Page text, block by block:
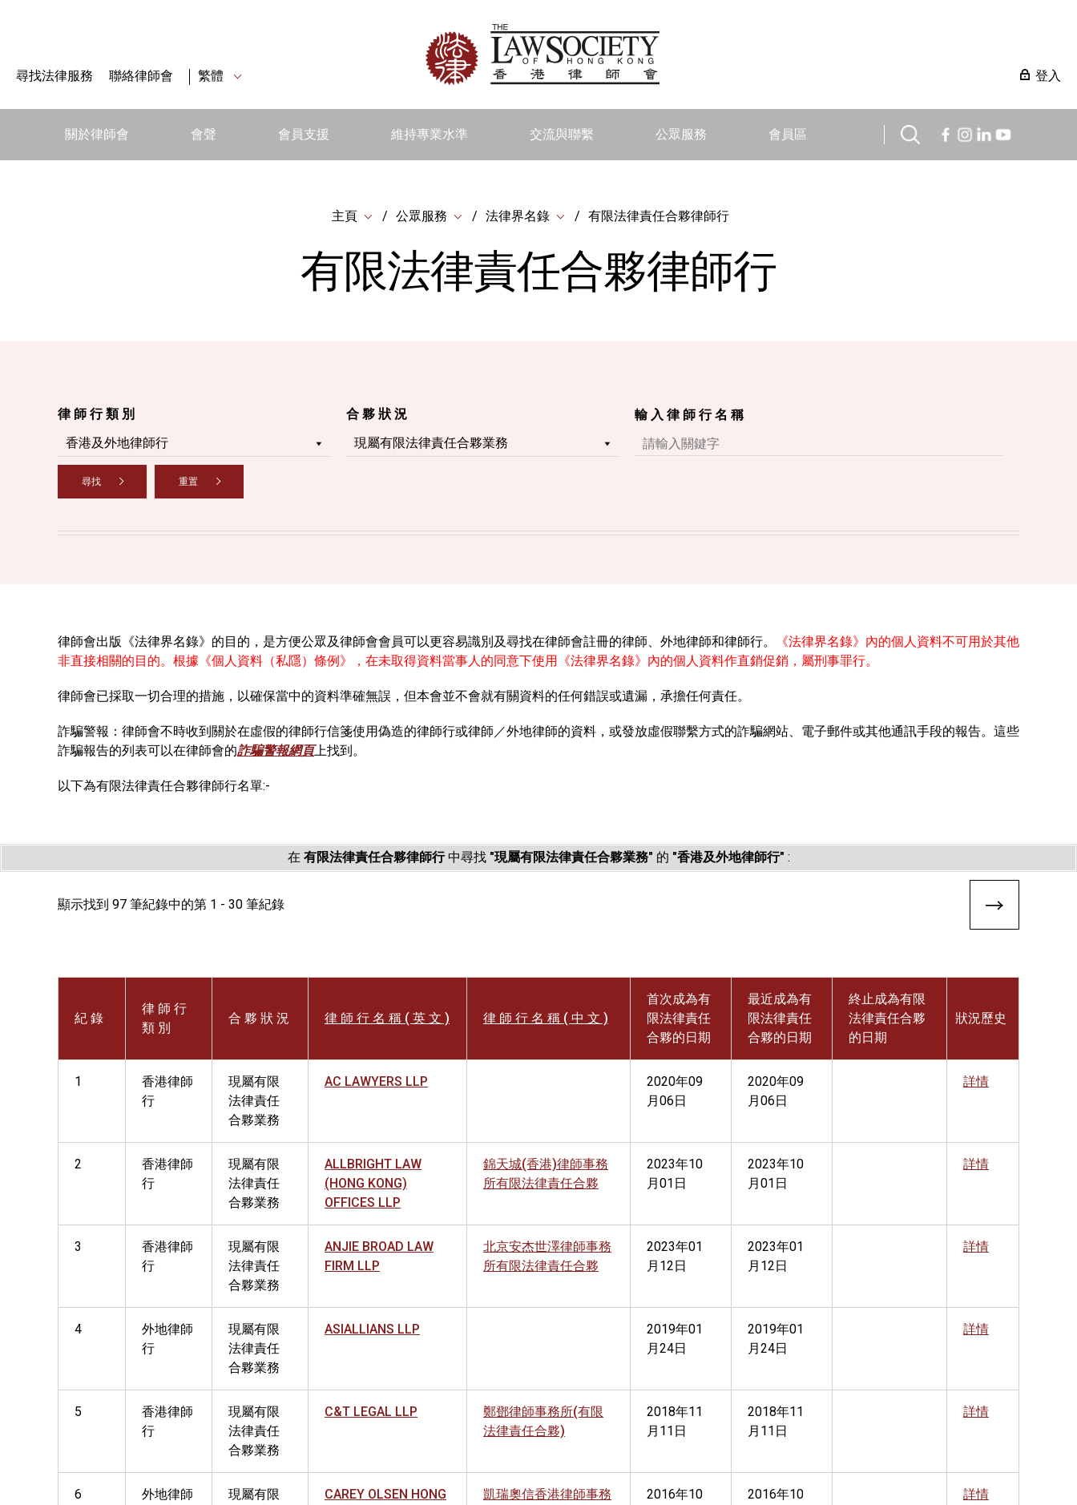
尋找法律服務 聯絡律師會 繁體 登入
關於律師會 會聲 會員支援 維持專業水準 交流與聯繫 公眾服務 會員區
主頁 公眾服務 法律界名錄 有限法律責任合夥律師行
有限法律責任合夥律師行
律 師 行 類 別 合 夥 狀 況 輸 入 律 師 行 名 稱
尋找 重置
律師會出版《法律界名錄》的目的，是方便公眾及律師會會員可以更容易識別及尋找在律師會註冊的律師、外地律師和律師行。
《法律界名錄》內的個人資料不可用於其他
非直接相關的目的。根據《個人資料（私隱）條例》，在未取得資料當事人的同意下使用《法律界名錄》內的個人資料作直銷促銷，屬刑事罪行。
律師會已採取一切合理的措施，以確保當中的資料準確無誤，但本會並不會就有關資料的任何錯誤或遺漏，承擔任何責任。
詐騙警報：律師會不時收到關於在虛假的律師行信箋使用偽造的律師行或律師／外地律師的資料，或發放虛假聯繫方式的詐騙網站、電子郵件或其他通訊手段的報告。這些
詐騙報告的列表可以在律師會的詐騙警報網頁上找到。
以下為有限法律責任合夥律師行名單:-
在 有限法律責任合夥律師行中尋找 "現屬有限法律責任合夥業務" 的 "香港及外地律師行" :
顯示找到 97 筆紀錄中的第 1 - 30 筆紀錄
紀 錄
律 師 行
類 別
合 夥 狀 況 律 師 行 名 稱 ( 英 文 ) 律 師 行 名 稱 ( 中 文 )
首次成為有
限法律責任
合夥的日期
最近成為有
限法律責任
合夥的日期
終止成為有限
法律責任合夥
的日期
狀況歷史
1
香港律師
行
現屬有限
法律責任
合夥業務
AC LAWYERS LLP
2020年09
月06日
2020年09
月06日
詳情
2
香港律師
行
現屬有限
法律責任
合夥業務
ALLBRIGHT LAW
(HONG KONG)
OFFICES LLP
錦天城(香港)律師事務
所有限法律責任合夥
2023年10
月01日
2023年10
月01日
詳情
3
香港律師
行
現屬有限
法律責任
合夥業務
ANJIE BROAD LAW
FIRM LLP
北京安杰世澤律師事務
所有限法律責任合夥
2023年01
月12日
2023年01
月12日
詳情
4
外地律師
行
現屬有限
法律責任
合夥業務
ASIALLIANS LLP
2019年01
月24日
2019年01
月24日
詳情
5
香港律師
行
現屬有限
法律責任
合夥業務
C&T LEGAL LLP
鄭鄧律師事務所(有限
法律責任合夥)
2018年11
月11日
2018年11
月11日
詳情
6
外地律師
現屬有限
CAREY OLSEN HONG
凱瑞奧信香港律師事務
2016年10
2016年10
詳情